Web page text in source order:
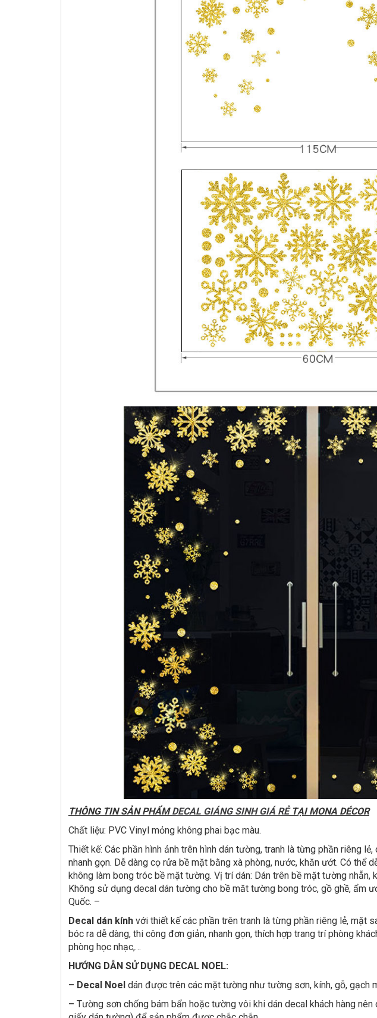
THÔNG TIN SẢN PHẨMDECAL GIÁNG SINH GIÁ RẺTẠI MONA DÉCOR
Chất liệu: PVC Vinyl mỏng không phai bạc màu.
Thiết kế: Các phần hình ảnh trên hình dán tường, tranh là từng phần riêng
nhanh gọn. Dễ dàng cọ rửa bề mặt bằng xà phòng, nước, khăn ướt. Có thể
không làm bong tróc bề mặt tường. Vị trí dán: Dán trên bề mặt tường nhẵn,
Không sử dụng decal dán tường cho bề măt tường bong tróc, gồ ghề, ẩm
Quốc. –
Decal dán kính với thiết kế các phần trên tranh là từng phần riêng lẻ, mặt
bóc ra dễ dàng, thi công đơn giản, nhanh gọn, thích hợp trang trí phòng
phòng học nhạc,…
HƯỚNG DẪN SỬ DỤNG DECAL NOEL:
– Decal Noel dán được trên các mặt tường như tường sơn, kính, gỗ, gạch
– Tường sơn chống bám bẩn hoặc tường vôi khi dán decal khách hàng